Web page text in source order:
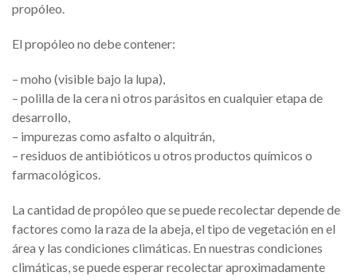
propóleo.
El propóleo no debe contener:
– moho (visible bajo la lupa),
– polilla de la cera ni otros parásitos en cualquier etapa de
desarrollo,
– impurezas como asfalto o alquitrán,
– residuos de antibióticos u otros productos químicos o
farmacológicos.
La cantidad de propóleo que se puede recolectar depende de
factores como la raza de la abeja, el tipo de vegetación en el
área y las condiciones climáticas. En nuestras condiciones
climáticas, se puede esperar recolectar aproximadamente